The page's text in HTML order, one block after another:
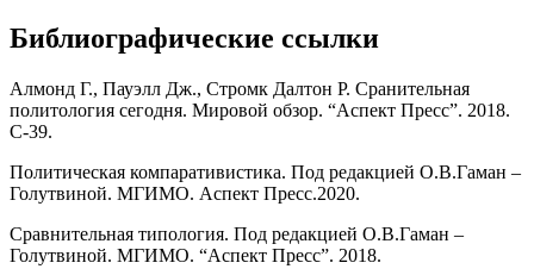
Библиографические ссылки
Алмонд Г., Пауэлл Дж., Стромк Далтон Р. Сранительная
политология сегодня. Мировой обзор. “Аспект Пресс”. 2018.
С-39.
Политическая компаративистика. Под редакцией О.В.Гаман –
Голутвиной. МГИМО. Аспект Пресс.2020.
Сравнительная типология. Под редакцией О.В.Гаман –
Голутвиной. МГИМО. “Аспект Пресс”. 2018.